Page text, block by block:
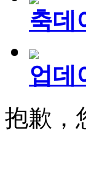
축데
업데
抱歉，